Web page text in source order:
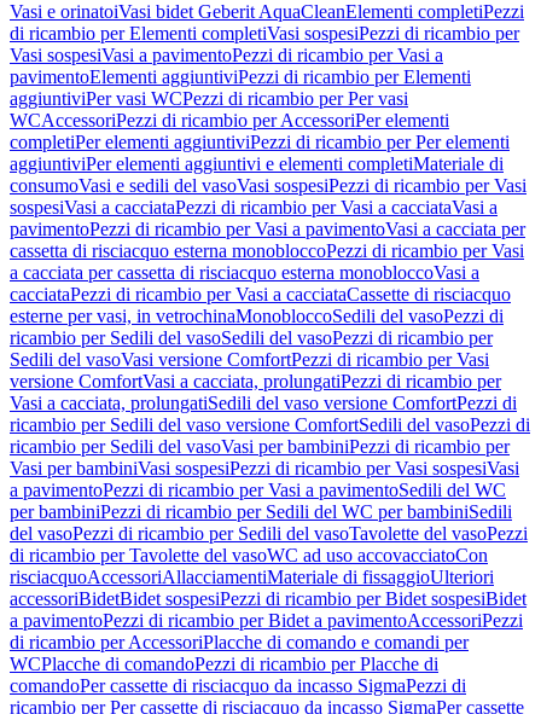
Vasi e orinatoiVasi bidet Geberit AquaCleanElementi completiPezzi
di ricambio per Elementi completiVasi sospesiPezzi di ricambio per
Vasi sospesiVasi a pavimentoPezzi di ricambio per Vasi a
pavimentoElementi aggiuntiviPezzi di ricambio per Elementi
aggiuntiviPer vasi WCPezzi di ricambio per Per vasi
WCAccessoriPezzi di ricambio per AccessoriPer elementi
completiPer elementi aggiuntiviPezzi di ricambio per Per elementi
aggiuntiviPer elementi aggiuntivi e elementi completiMateriale di
consumoVasi e sedili del vasoVasi sospesiPezzi di ricambio per Vasi
sospesiVasi a cacciataPezzi di ricambio per Vasi a cacciataVasi a
pavimentoPezzi di ricambio per Vasi a pavimentoVasi a cacciata per
cassetta di risciacquo esterna monobloccoPezzi di ricambio per Vasi
a cacciata per cassetta di risciacquo esterna monobloccoVasi a
cacciataPezzi di ricambio per Vasi a cacciataCassette di risciacquo
esterne per vasi, in vetrochinaMonobloccoSedili del vasoPezzi di
ricambio per Sedili del vasoSedili del vasoPezzi di ricambio per
Sedili del vasoVasi versione ComfortPezzi di ricambio per Vasi
versione ComfortVasi a cacciata, prolungatiPezzi di ricambio per
Vasi a cacciata, prolungatiSedili del vaso versione ComfortPezzi di
ricambio per Sedili del vaso versione ComfortSedili del vasoPezzi di
ricambio per Sedili del vasoVasi per bambiniPezzi di ricambio per
Vasi per bambiniVasi sospesiPezzi di ricambio per Vasi sospesiVasi
a pavimentoPezzi di ricambio per Vasi a pavimentoSedili del WC
per bambiniPezzi di ricambio per Sedili del WC per bambiniSedili
del vasoPezzi di ricambio per Sedili del vasoTavolette del vasoPezzi
di ricambio per Tavolette del vasoWC ad uso accovacciatoCon
risciacquoAccessoriAllacciamentiMateriale di fissaggioUlteriori
accessoriBidetBidet sospesiPezzi di ricambio per Bidet sospesiBidet
a pavimentoPezzi di ricambio per Bidet a pavimentoAccessoriPezzi
di ricambio per AccessoriPlacche di comando e comandi per
WCPlacche di comandoPezzi di ricambio per Placche di
comandoPer cassette di risciacquo da incasso SigmaPezzi di
ricambio per Per cassette di risciacquo da incasso SigmaPer cassette